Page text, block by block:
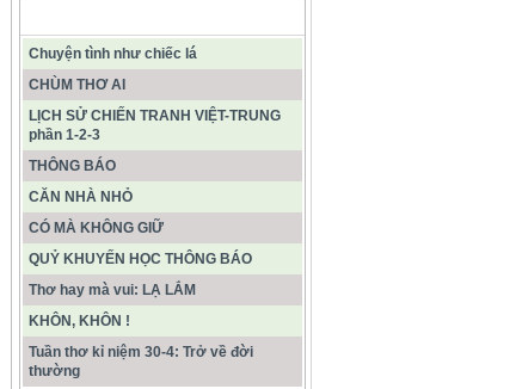
Chuyện tình như chiếc lá
CHÙM THƠ AI
LỊCH SỬ CHIẾN TRANH VIỆT-TRUNG
phần 1-2-3
THÔNG BÁO
CĂN NHÀ NHỎ
CÓ MÀ KHÔNG GIỮ
QUỶ KHUYẾN HỌC THÔNG BÁO
Thơ hay mà vui: LẠ LẮM
KHÔN, KHÔN !
Tuần thơ kỉ niệm 30-4: Trở về đời
thường